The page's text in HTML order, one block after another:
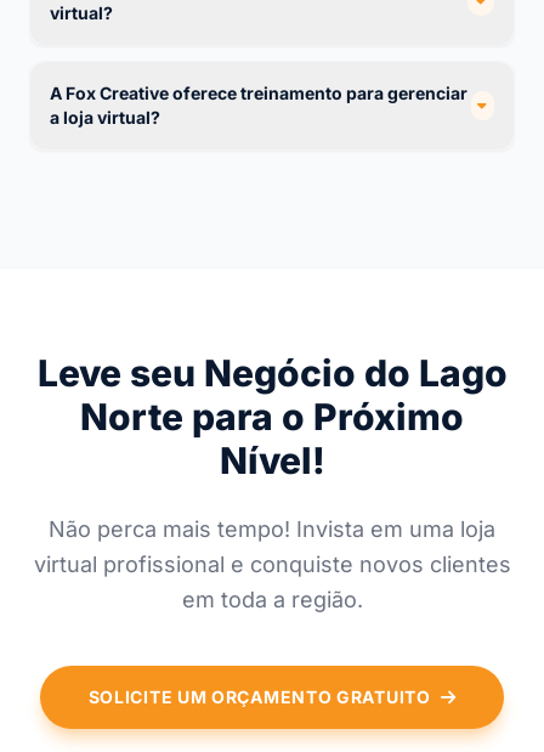
virtual?
A Fox Creative oferece treinamento para gerenciar
a loja virtual?
Leve seu Negócio do Lago
Norte para o Próximo
Nível!
Não perca mais tempo! Invista em uma loja
virtual profissional e conquiste novos clientes
em toda a região.
SOLICITE UM ORÇAMENTO GRATUITO